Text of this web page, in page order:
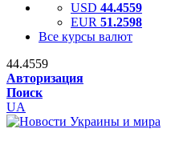
USD 44.4559
EUR 51.2598
Все курсы валют
44.4559
Авторизация
Поиск
UA